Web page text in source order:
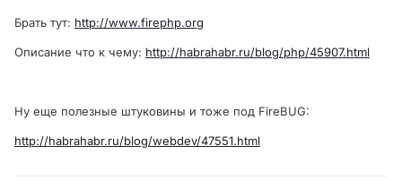
Брать тут: http://www.firephp.org
Описание что к чему: http://habrahabr.ru/blog/php/45907.html
Ну еще полезные штуковины и тоже под FireBUG:
http://habrahabr.ru/blog/webdev/47551.html